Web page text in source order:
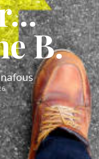
B.